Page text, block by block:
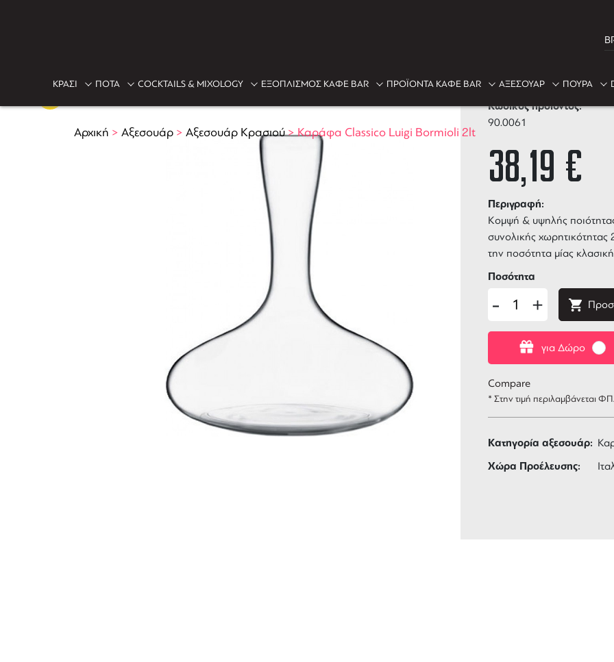
ΚΡΑΣΙ ΠΟΤΑ COCKTAILS & MIXOLOGY ΕΞΟΠΛΙΣΜΟΣ ΚΑΦΕ BAR ΠΡΟΪΟΝΤΑ ΚΑΦΕ BAR ΑΞΕΣΟΥΑΡ ΠΟΥΡΑ
Αρχική > Αξεσουάρ> Αξεσουάρ Κρασιού>Καράφα Classico Luigi Bormioli 2lt
Καράφα
Κωδικός προϊόντος:
90.0061
38,19 €
Περιγραφή:
Κομψή & υψηλής
συνολικής χωρητικότητας
την ποσότητα μίας
για Δώρο
Ποσότητα
- +
Compare
* Στην τιμή περιλαμβάνεται
Κατηγορία αξεσουάρ:
Χώρα Προέλευσης: